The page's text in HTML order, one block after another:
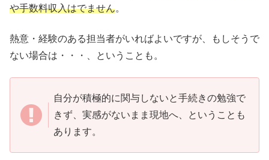
や手数料収入はでません。
熱意・経験のある担当者がいればよいですが、もしそうで
ない場合は・・・、ということも。
自分が積極的に関与しないと手続きの勉強で
きず、実感がないまま現地へ、ということも
あります。